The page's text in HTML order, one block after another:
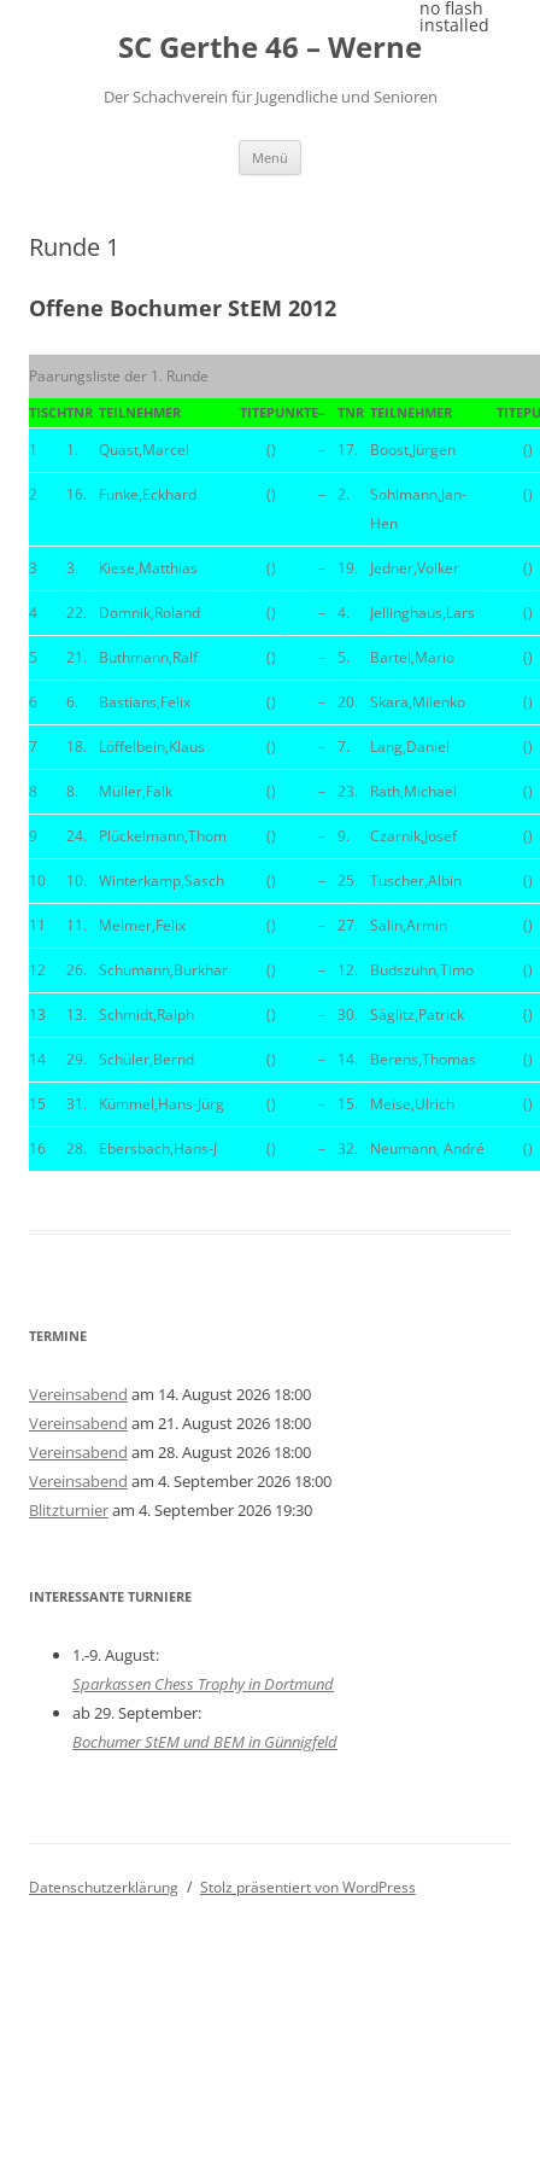
SC Gerthe 46 – Werne
Der Schachverein für Jugendliche und Senioren
Menü
Runde 1
Offene Bochumer StEM 2012
Paarungsliste der 1. Runde
TISCHTNR TEILNEHMER TITEPUNKTE– TNR TEILNEHMER TITE
1 1. Quast,Marcel () – 17. Boost,Jürgen ()
2 16. Funke,Eckhard () – 2.
Sohlmann,Jan-
Hen
()
3 3. Kiese,Matthias () – 19. Jedner,Volker ()
4 22. Domnik,Roland () – 4. Jellinghaus,Lars ()
5 21. Buthmann,Ralf () – 5. Bartel,Mario ()
6 6. Bastians,Felix () – 20. Skara,Milenko ()
7 18. Löffelbein,Klaus () – 7. Lang,Daniel ()
8 8. Müller,Falk () – 23. Rath,Michael ()
9 24. Plückelmann,Thom () – 9. Czarnik,Josef ()
10 10. Winterkamp,Sasch () – 25. Tuscher,Albin ()
11 11. Melmer,Felix () – 27. Salin,Armin ()
12 26. Schumann,Burkhar () – 12. Budszuhn,Timo ()
13 13. Schmidt,Ralph () – 30. Säglitz,Patrick ()
14 29. Schüler,Bernd () – 14. Berens,Thomas ()
15 31. Kümmel,Hans-Jürg () – 15. Meise,Ulrich ()
16 28. Ebersbach,Hans-J () – 32. Neumann, André ()
TERMINE
Vereinsabend am 14. August 2026 18:00
Vereinsabend am 21. August 2026 18:00
Vereinsabend am 28. August 2026 18:00
Vereinsabend am 4. September 2026 18:00
Blitzturnieram 4. September 2026 19:30
INTERESSANTE TURNIERE
1.-9. August:
Sparkassen Chess Trophy in Dortmund
ab 29. September:
Bochumer StEM und BEM in Günnigfeld
Datenschutzerklärung Stolz präsentiert von WordPress
no flash
installed